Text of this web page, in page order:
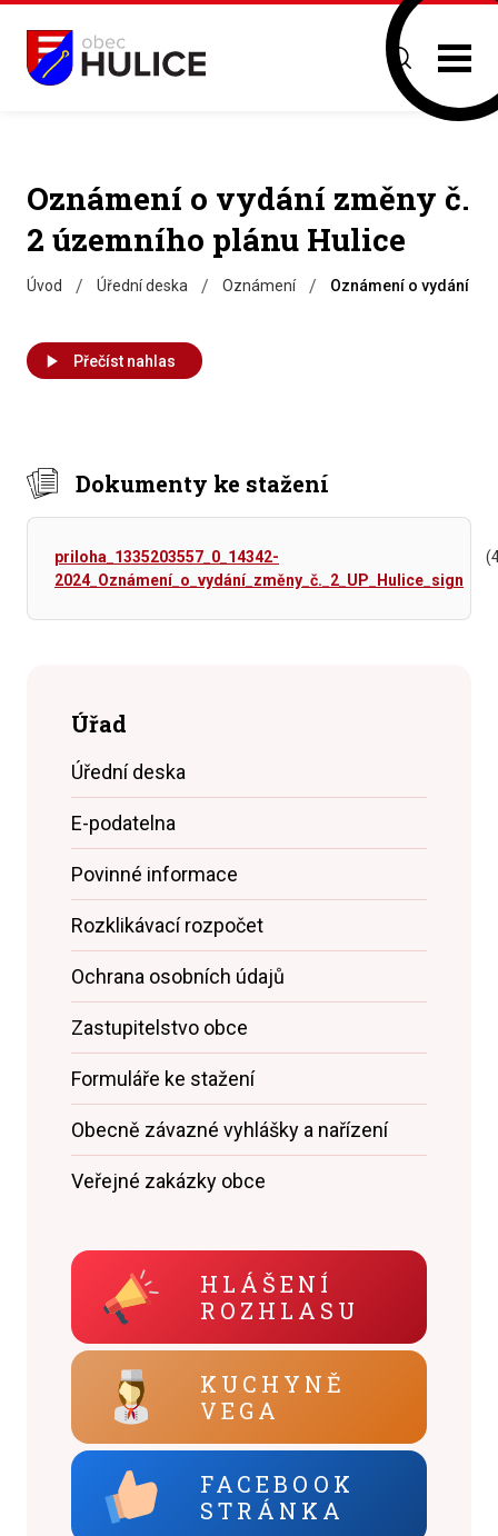
Oznámení o vydání změny č.
2 územního plánu Hulice
Úvod / Úřední deska / Oznámení / Oznámení o vydání
Přečíst nahlas
Dokumenty ke stažení
priloha_1335203557_0_14342-
2024_Oznámení_o_vydání_změny_č._2_UP_Hulice_sign
Úřad
Úřední deska
E-podatelna
Povinné informace
Rozklikávací rozpočet
Ochrana osobních údajů
Zastupitelstvo obce
Formuláře ke stažení
Obecně závazné vyhlášky a nařízení
Veřejné zakázky obce
HLÁŠENÍ
ROZHLASU
KUCHYNĚ
VEGA
FACEBOOK
STRÁNKA